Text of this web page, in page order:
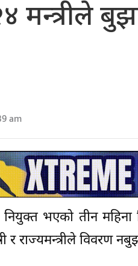
मन्त्रीले
am
भएको तीन महिना
र राज्यमन्त्रीले विवरण